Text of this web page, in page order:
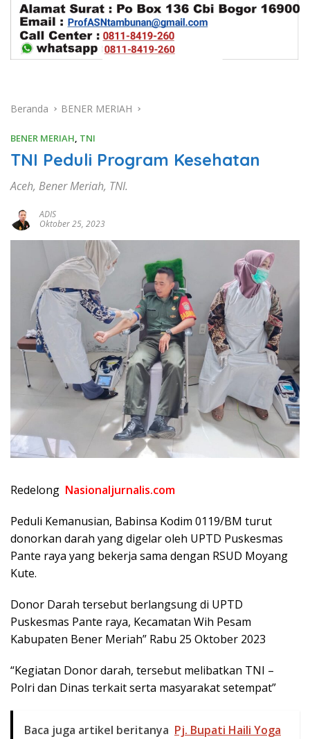
Beranda BENER MERIAH
BENER MERIAH, TNI
TNI Peduli Program Kesehatan
Aceh, Bener Meriah, TNI.
ADIS
Oktober 25, 2023
Redelong Nasionaljurnalis.com
Peduli Kemanusian, Babinsa Kodim 0119/BM turut
donorkan darah yang digelar oleh UPTD Puskesmas
Pante raya yang bekerja sama dengan RSUD Moyang
Kute.
Donor Darah tersebut berlangsung di UPTD
Puskesmas Pante raya, Kecamatan Wih Pesam
Kabupaten Bener Meriah” Rabu 25 Oktober 2023
“Kegiatan Donor darah, tersebut melibatkan TNI –
Polri dan Dinas terkait serta masyarakat setempat”
Baca juga artikel beritanya Pj. Bupati Haili Yoga